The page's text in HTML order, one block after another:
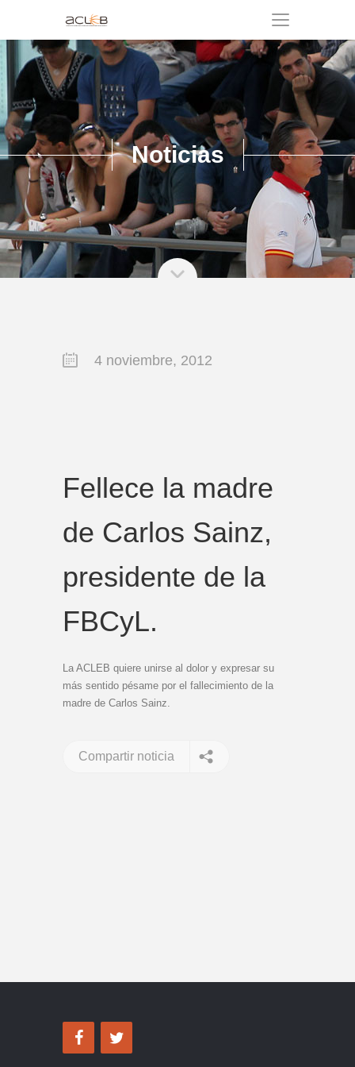
Noticias
4 noviembre, 2012
Fellece la madre
de Carlos Sainz,
presidente de la
FBCyL.
La ACLEB quiere unirse al dolor y expresar su
más sentido pésame por el fallecimiento de la
madre de Carlos Sainz.
Compartir noticia